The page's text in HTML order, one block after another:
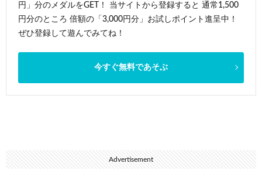
円」分のメダルをGET！ 当サイトから登録すると 通常1,500
円分のところ 倍額の「3,000円分」お試しポイント進呈中！
ぜひ登録して遊んでみてね！
今すぐ無料であそぶ
Advertisement